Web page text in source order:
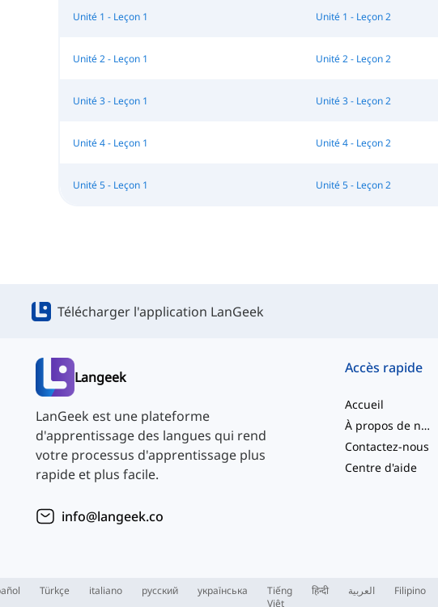
Unité 1 - Leçon 1 Unité 1 - Leçon 2
Unité 2 - Leçon 1 Unité 2 - Leçon 2
Unité 3 - Leçon 1 Unité 3 - Leçon 2
Unité 4 - Leçon 1 Unité 4 - Leçon 2
Unité 5 - Leçon 1 Unité 5 - Leçon 2
Télécharger l'application LanGeek
Langeek
LanGeek est une plateforme
d'apprentissage des langues qui rend
votre processus d'apprentissage plus
rapide et plus facile.
info@langeek.co
Accès rapide
Accueil
À propos de nous
Contactez-nous
Centre d'aide
Türkçe italiano русский українська
Tiếng
Việt
हिन्दी العربية Filipino